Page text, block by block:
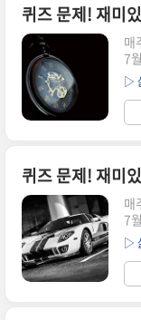
러
푸
공
씨'
암
1)
퀴즈 문제! 재미
매
7
드
들
최
리
력
래
머
알
재
▷
퀴즈 문제! 재미
매
7
드
들
최
리
▷